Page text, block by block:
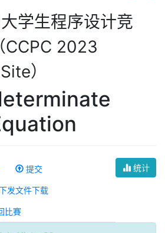
学生程序设计竞
CCPC 2023
）
统计
提交
发文件下载
比賽